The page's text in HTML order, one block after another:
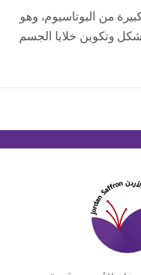
من البوتاسيوم، وهو
وتكوين خلايا الجسم